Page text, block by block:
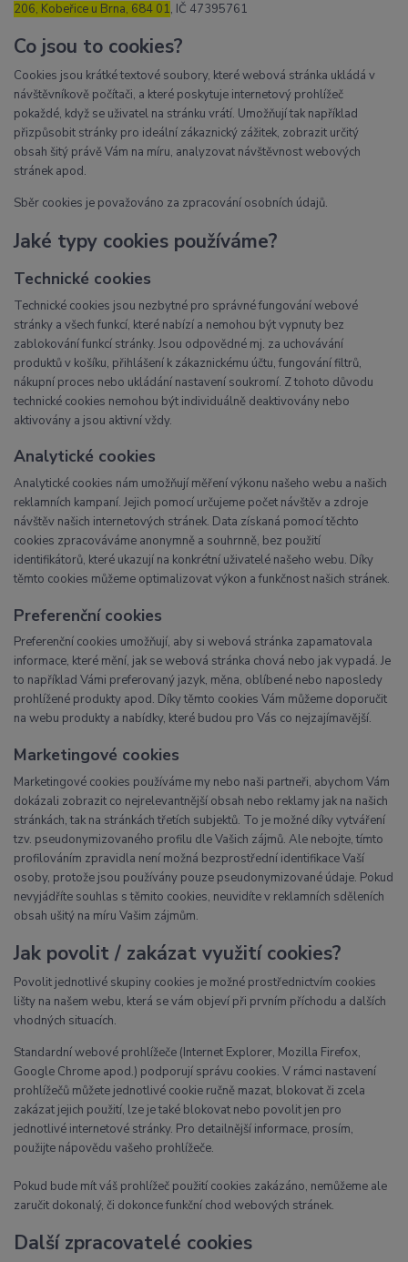
206, Kobeřice u Brna, 684 01, IČ 47395761
Co jsou to cookies?
Cookies jsou krátké textové soubory, které webová stránka ukládá v
návštěvníkově počítači, a které poskytuje internetový prohlížeč
pokaždé, když se uživatel na stránku vrátí. Umožňují tak například
přizpůsobit stránky pro ideální zákaznický zážitek, zobrazit určitý
obsah šitý právě Vám na míru, analyzovat návštěvnost webových
stránek apod.
Sběr cookies je považováno za zpracování osobních údajů.
Jaké typy cookies používáme?
Technické cookies
Technické cookies jsou nezbytné pro správné fungování webové
stránky a všech funkcí, které nabízí a nemohou být vypnuty bez
zablokování funkcí stránky. Jsou odpovědné mj. za uchovávání
produktů v košíku, přihlášení k zákaznickému účtu, fungování filtrů,
nákupní proces nebo ukládání nastavení soukromí. Z tohoto důvodu
technické cookies nemohou být individuálně deaktivovány nebo
aktivovány a jsou aktivní vždy.
Analytické cookies
Analytické cookies nám umožňují měření výkonu našeho webu a našich
reklamních kampaní. Jejich pomocí určujeme počet návštěv a zdroje
návštěv našich internetových stránek. Data získaná pomocí těchto
cookies zpracováváme anonymně a souhrnně, bez použití
identifikátorů, které ukazují na konkrétní uživatelé našeho webu. Díky
těmto cookies můžeme optimalizovat výkon a funkčnost našich stránek.
Preferenční cookies
Preferenční cookies umožňují, aby si webová stránka zapamatovala
informace, které mění, jak se webová stránka chová nebo jak vypadá. Je
to například Vámi preferovaný jazyk, měna, oblíbené nebo naposledy
prohlížené produkty apod. Díky těmto cookies Vám můžeme doporučit
na webu produkty a nabídky, které budou pro Vás co nejzajímavější.
Marketingové cookies
Marketingové cookies používáme my nebo naši partneři, abychom Vám
dokázali zobrazit co nejrelevantnější obsah nebo reklamy jak na našich
stránkách, tak na stránkách třetích subjektů. To je možné díky vytváření
tzv. pseudonymizovaného profilu dle Vašich zájmů. Ale nebojte, tímto
profilováním zpravidla není možná bezprostřední identifikace Vaší
osoby, protože jsou používány pouze pseudonymizované údaje. Pokud
nevyjádříte souhlas s těmito cookies, neuvidíte v reklamních sděleních
obsah ušitý na míru Vašim zájmům.
Jak povolit / zakázat využití cookies?
Povolit jednotlivé skupiny cookies je možné prostřednictvím cookies
lišty na našem webu, která se vám objeví při prvním příchodu a dalších
vhodných situacích.
Standardní webové prohlížeče (Internet Explorer, Mozilla Firefox,
Google Chrome apod.) podporují správu cookies. V rámci nastavení
prohlížečů můžete jednotlivé cookie ručně mazat, blokovat či zcela
zakázat jejich použití, lze je také blokovat nebo povolit jen pro
jednotlivé internetové stránky. Pro detailnější informace, prosím,
použijte nápovědu vašeho prohlížeče.
Pokud bude mít váš prohlížeč použití cookies zakázáno, nemůžeme ale
zaručit dokonalý, či dokonce funkční chod webových stránek.
Další zpracovatelé cookies